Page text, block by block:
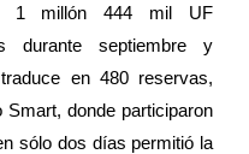
1 millón 444 mil UF
durante septiembre y
en 480 reservas,
donde participaron
sólo dos días permitió la